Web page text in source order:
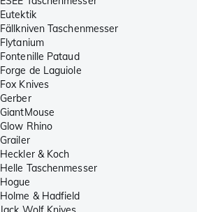
Eutektik
Fällkniven Taschenmesser
Flytanium
Fontenille Pataud
Forge de Laguiole
Fox Knives
Gerber
GiantMouse
Glow Rhino
Grailer
Heckler & Koch
Helle Taschenmesser
Hogue
Holme & Hadfield